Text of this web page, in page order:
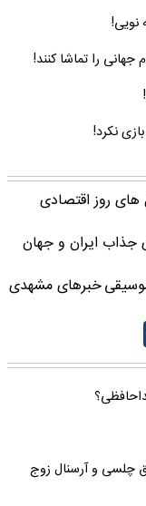
نویی!
را تماشا کنند!
نکرد!
های روز اقتصادی
جذاب ایران و جهان
خبرهای مشهدی
چلسی و آرسنال زوج